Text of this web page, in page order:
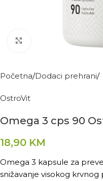
Kliknite za povećanje
Početna Dodaci prehrani
OstroVit
Omega 3 cps 90
18,90 KM
Omega 3 kapsule za
snižavanje visokog krvnog